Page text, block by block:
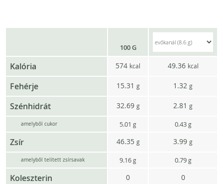
100 G
Kalória 574 kcal 49.36 kcal
Fehérje 15.31 g 1.32 g
Szénhidrát 32.69 g 2.81 g
amelyből cukor 5.01 g 0.43 g
Zsír 46.35 g 3.99 g
amelyből telített zsírsavak 9.16g 0.79 g
Koleszterin 0 0